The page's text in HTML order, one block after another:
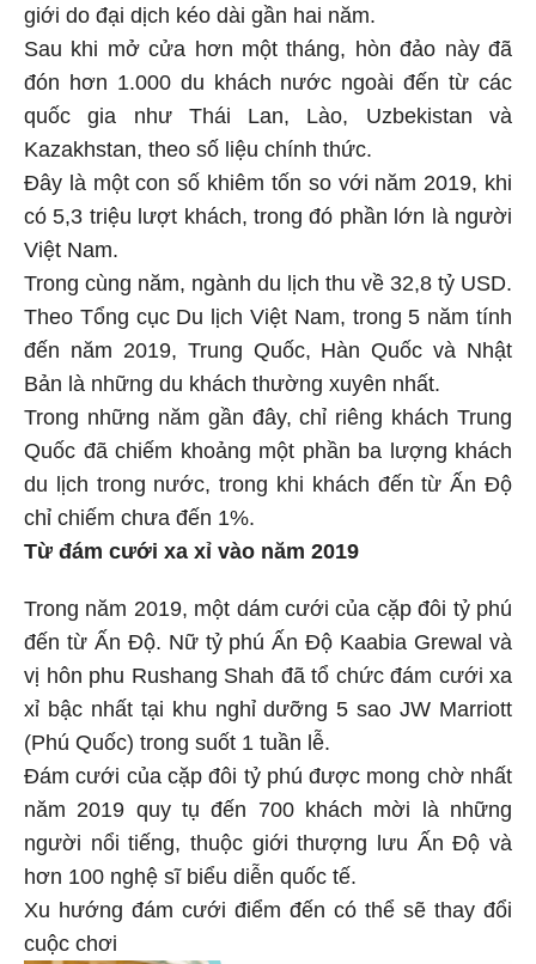
giới do đại dịch kéo dài gần hai năm.
Sau khi mở cửa hơn một tháng, hòn đảo này đã
đón hơn 1.000 du khách nước ngoài đến từ các
quốc gia như Thái Lan, Lào, Uzbekistan và
Kazakhstan, theo số liệu chính thức.
Đây là một con số khiêm tốn so với năm 2019, khi
có 5,3 triệu lượt khách, trong đó phần lớn là người
Việt Nam.
Trong cùng năm, ngành du lịch thu về 32,8 tỷ USD.
Theo Tổng cục Du lịch Việt Nam, trong 5 năm tính
đến năm 2019, Trung Quốc, Hàn Quốc và Nhật
Bản là những du khách thường xuyên nhất.
Trong những năm gần đây, chỉ riêng khách Trung
Quốc đã chiếm khoảng một phần ba lượng khách
du lịch trong nước, trong khi khách đến từ Ấn Độ
chỉ chiếm chưa đến 1%.
Từ đám cưới xa xỉ vào năm 2019
Trong năm 2019, một dám cưới của cặp đôi tỷ phú
đến từ Ấn Độ. Nữ tỷ phú Ấn Độ Kaabia Grewal và
vị hôn phu Rushang Shah đã tổ chức đám cưới xa
xỉ bậc nhất tại khu nghỉ dưỡng 5 sao JW Marriott
(Phú Quốc) trong suốt 1 tuần lễ.
Đám cưới của cặp đôi tỷ phú được mong chờ nhất
năm 2019 quy tụ đến 700 khách mời là những
người nổi tiếng, thuộc giới thượng lưu Ấn Độ và
hơn 100 nghệ sĩ biểu diễn quốc tế.
Xu hướng đám cưới điểm đến có thể sẽ thay đổi
cuộc chơi